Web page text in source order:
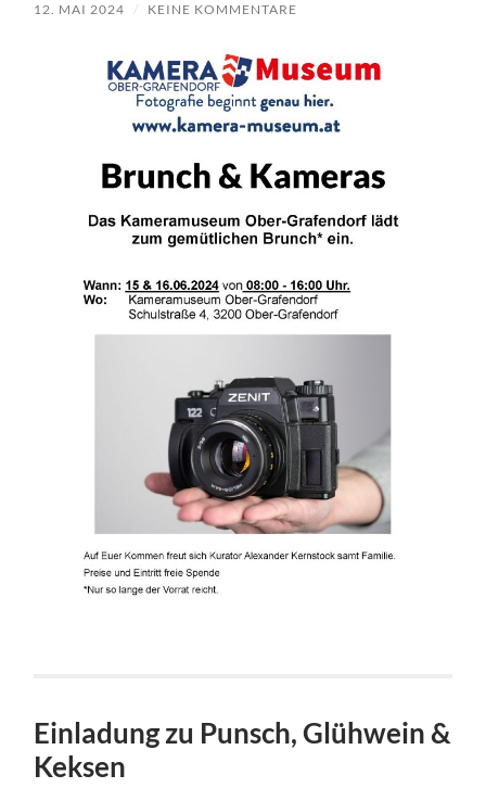
12. MAI 2024 / KEINE KOMMENTARE
Einladung zu Punsch, Glühwein &
Keksen